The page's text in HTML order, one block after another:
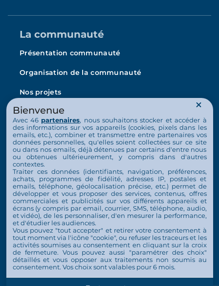
La communauté
Présentation communauté
Organisation de la communauté
Nos projets
L’Arche en France
La vie au quotidien
Nos activités
Nous soutenir
S’engager
Nous soutenir
Contact
Espace Presse
Bienvenue
Avec 46 partenaires, nous souhaitons stocker et accéder à
des informations sur vos appareils (cookies, pixels dans les
emails, etc.), combiner et transmettre entre partenaires vos
données personnelles, qu'elles soient collectées sur ce site
ou dans nos emails, déjà détenues par certains d'entre nous
ou obtenues ultérieurement, y compris dans d'autres
contextes.
Traiter ces données (identifiants, navigation, préférences,
achats, programmes de fidélité, adresses IP, postales et
emails, téléphone, géolocalisation précise, etc.) permet de
développer et vous proposer des services, contenus, offres
commerciales et publicités sur vos différents appareils et
écrans (y compris par email, courrier, SMS, téléphone, audio,
et vidéo), de les personnaliser, d'en mesurer la performance,
et d'étudier les audiences.
Vous pouvez "tout accepter" et retirer votre consentement à
tout moment via l'icône "cookie", ou refuser les traceurs et les
activités soumises au consentement en cliquant sur la croix
de fermeture. Vous pouvez aussi "paramétrer des choix"
détaillés et vous opposer aux traitements non soumis au
consentement. Vos choix sont valables pour 6 mois.